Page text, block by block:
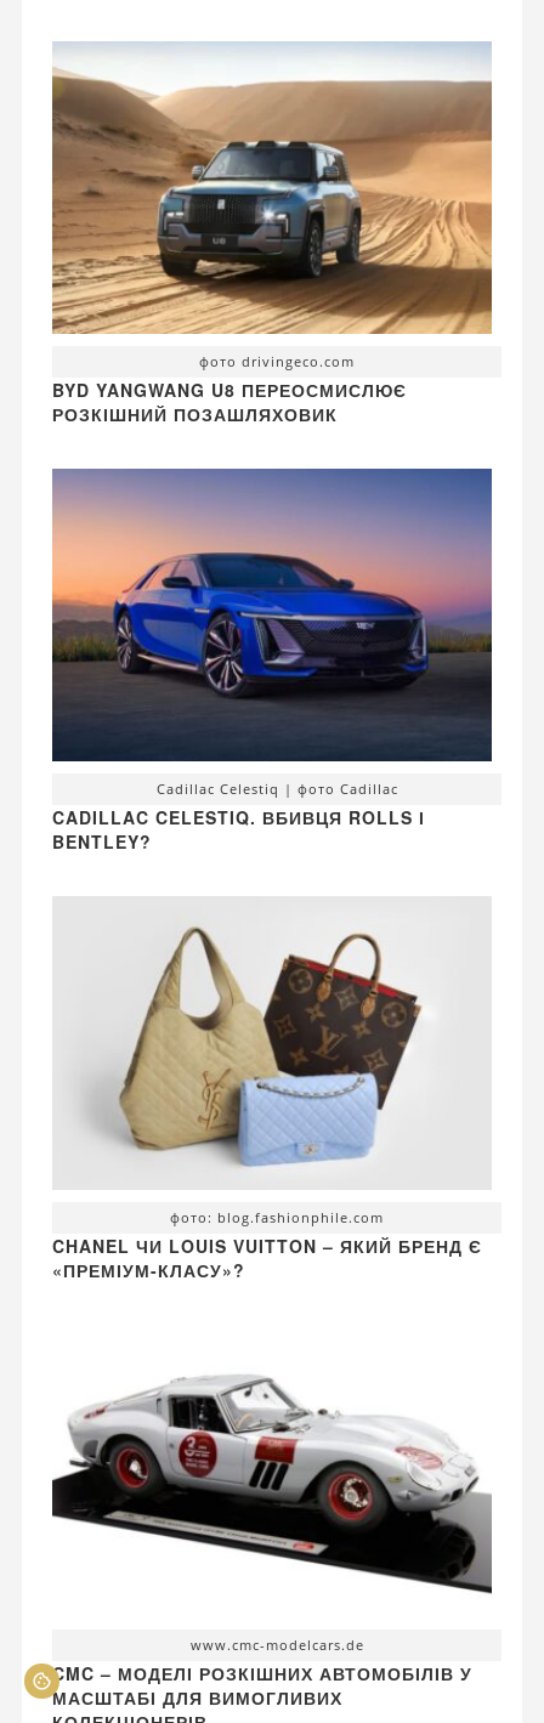
фото drivingeco.com
BYD YANGWANG U8 ПЕРЕОСМИСЛЮЄ
РОЗКІШНИЙ ПОЗАШЛЯХОВИК
Cadillac Celestiq | фото Cadillac
CADILLAC CELESTIQ. ВБИВЦЯ ROLLS І
BENTLEY?
фото: blog.fashionphile.com
CHANEL ЧИ LOUIS VUITTON – ЯКИЙ БРЕНД Є
«ПРЕМІУМ-КЛАСУ»?
www.cmc-modelcars.de
CMC – МОДЕЛІ РОЗКІШНИХ АВТОМОБІЛІВ У
МАСШТАБІ ДЛЯ ВИМОГЛИВИХ